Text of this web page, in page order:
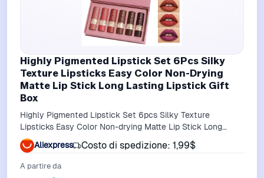
Highly Pigmented Lipstick Set 6Pcs Silky
Texture Lipsticks Easy Color Non-Drying
Matte Lip Stick Long Lasting Lipstick Gift
Box
Highly Pigmented Lipstick Set 6pcs Silky Texture
Lipsticks Easy Color Non-drying Matte Lip Stick Long
Lasting Lipstick Gift Box
Aliexpress Costo di spedizione: 1,99$
A partire da